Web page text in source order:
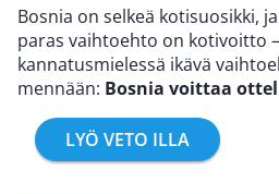
Bosnia on selkeä kotisuosikki,
paras vaihtoehto on kotivoitto
kannatusmielessä ikävä
mennään: Bosnia voittaa
LYÖ VETO ILLA